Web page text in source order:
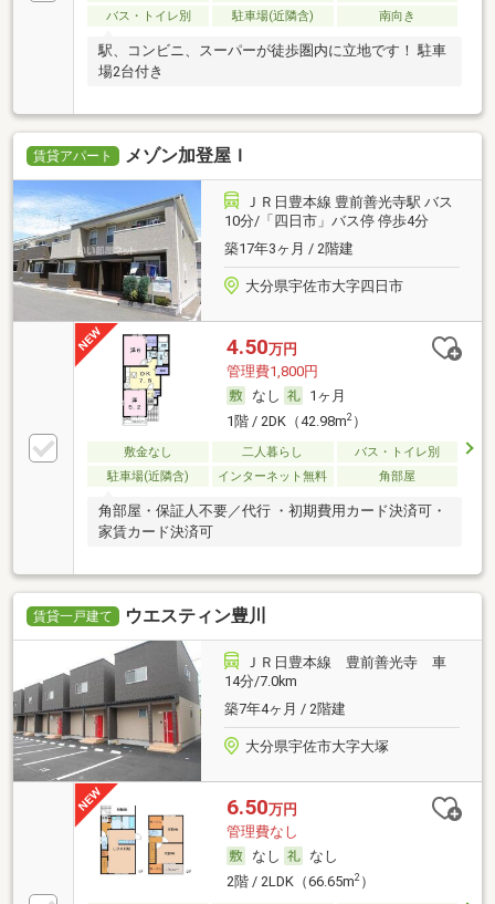
バス・トイレ別
駐車場(近隣含) 南向き
駅、コンビニ、スーパーが徒歩圏内に立地です！ 駐車
場2台付き
賃貸アパート メゾン加登屋Ｉ
ＪＲ日豊本線 豊前善光寺駅 バス
10分/「四日市」バス停 停歩4分
築17年3ヶ月 / 2階建
大分県宇佐市大字四日市
4.50万円
管理費1,800円
なし
1ヶ月
1階 / 2DK（42.98m2）
敷金なし 二人暮らし
バス・トイレ別
駐車場(近隣含)
インターネット無料 角部屋
角部屋・保証人不要／代行 ・初期費用カード決済可・
家賃カード決済可
賃貸一戸建て ウエスティン豊川
ＪＲ日豊本線 豊前善光寺 車
14分/7.0km
築7年4ヶ月 / 2階建
大分県宇佐市大字大塚
6.50万円
管理費なし
なし
なし
2階 / 2LDK（66.65m2）